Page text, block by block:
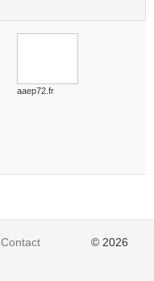
aaep72.fr
Contact © 2026